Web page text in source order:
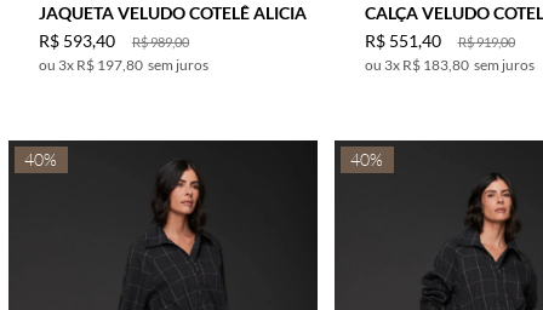
OFF WHITE
PRETO
JAQUETA VELUDO COTELÊ ALICIA
R$989,00
R$ 593,40
3x R$ 197,80 sem juros
CALÇA VELUDO
R$919,00
R$ 551,40
3x R$ 183,80 sem juros
40% 40%